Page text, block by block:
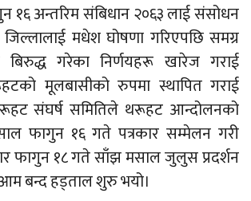
१६ अन्तरिम संबिधान २०६३ लाई संसोधन
मधेश घोषणा गरिएपछि समग्र
बिरुद्ध गरेका निर्णयहरू खारेज गराई
मूलबासीको रुपमा स्थापित गराई
संघर्ष समितिले थरूहट आन्दोलनको
फागुन १६ गते पत्रकार सम्मेलन गरी
फागुन १८ गते साँझ मसाल जुलुस प्रदर्शन
बन्द हड्ताल शुरु भयो।